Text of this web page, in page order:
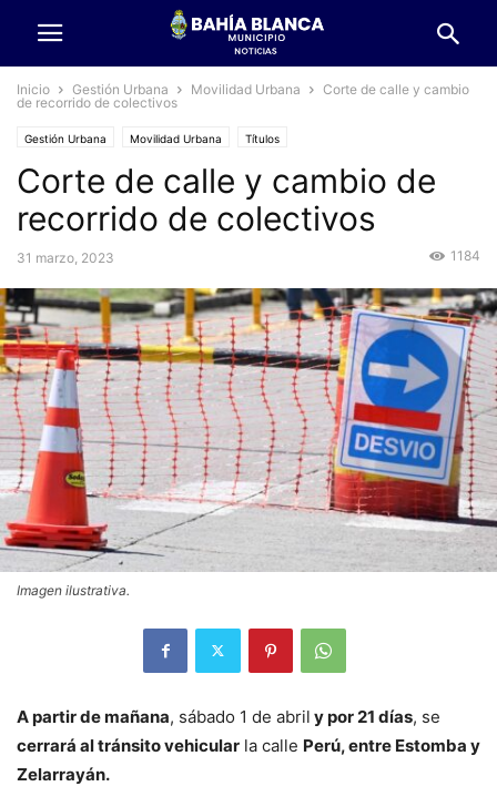
Inicio Gestión Urbana Movilidad Urbana
Corte de calle y cambio
de recorrido de colectivos
Gestión Urbana Movilidad Urbana Títulos
Corte de calle y cambio de
recorrido de colectivos
31 marzo, 2023 1184
Imagen ilustrativa.
A partir de mañana, sábado 1 de abril y por 21 días, se
cerrará al tránsito vehicular la calle Perú, entre Estomba y
Zelarrayán.